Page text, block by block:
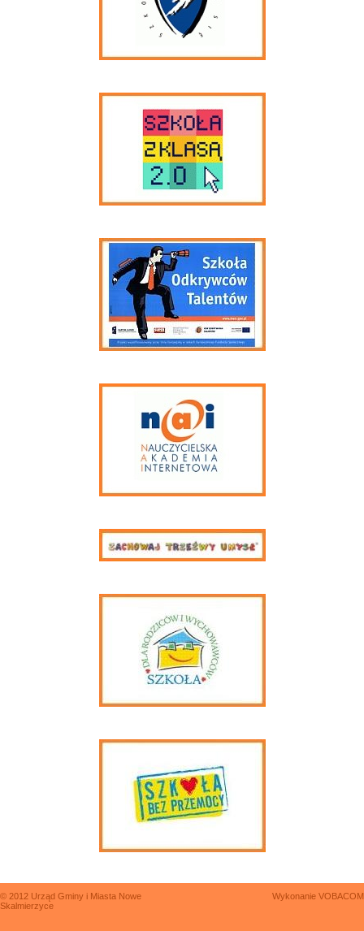
© 2012 Urząd Gminy i Miasta Nowe
Skalmierzyce
Wykonanie VOBACOM